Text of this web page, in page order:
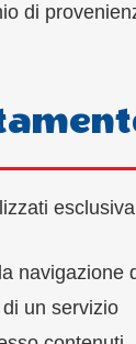
di
navigazione
un servizio